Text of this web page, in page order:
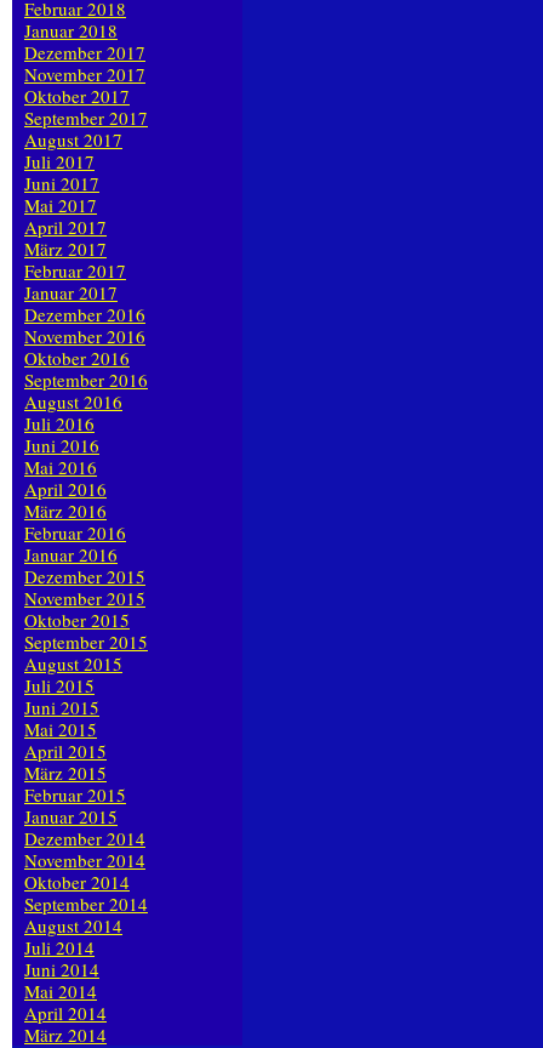
Februar 2018
Januar 2018
Dezember 2017
November 2017
Oktober 2017
September 2017
August 2017
Juli 2017
Juni 2017
Mai 2017
April 2017
März 2017
Februar 2017
Januar 2017
Dezember 2016
November 2016
Oktober 2016
September 2016
August 2016
Juli 2016
Juni 2016
Mai 2016
April 2016
März 2016
Februar 2016
Januar 2016
Dezember 2015
November 2015
Oktober 2015
September 2015
August 2015
Juli 2015
Juni 2015
Mai 2015
April 2015
März 2015
Februar 2015
Januar 2015
Dezember 2014
November 2014
Oktober 2014
September 2014
August 2014
Juli 2014
Juni 2014
Mai 2014
April 2014
März 2014